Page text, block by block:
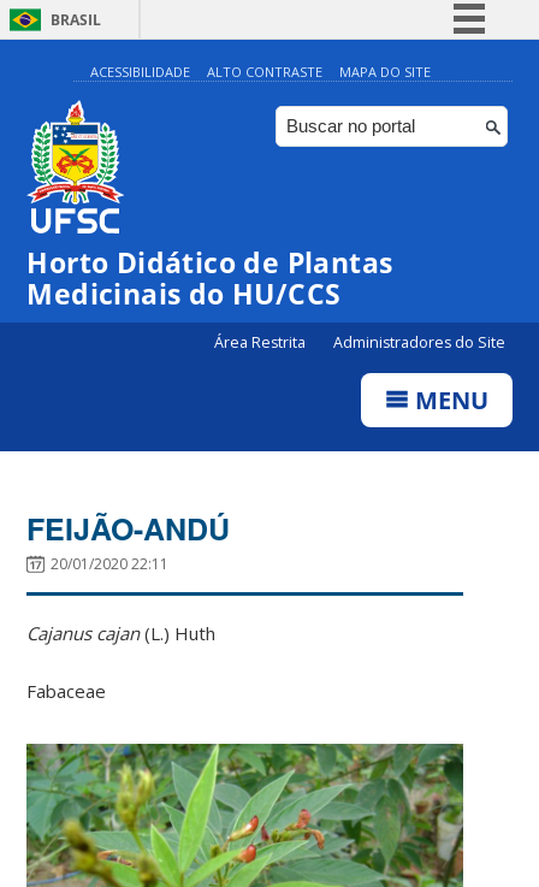
BRASIL
Simplifique!
Comunica BR
Participe
Canais
ACESSIBILIDADE ALTO CONTRASTE MAPA DO SITE
Horto Didático de Plantas
Medicinais do HU/CCS
Área Restrita Administradores do Site
MENU
FEIJÃO-ANDÚ
20/01/2020 22:11
Cajanus cajan(L.) Huth
Fabaceae